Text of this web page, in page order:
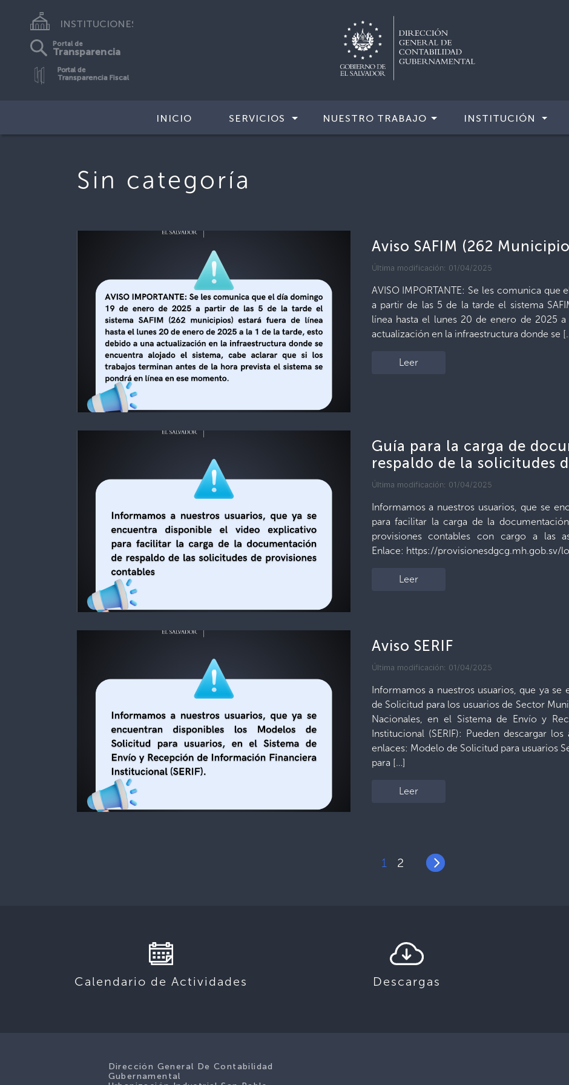
INSTITUCIONES
Portal de
Transparencia
Portal de
Transparencia Fiscal
INICIO SERVICIOS NUESTRO TRABAJO INSTITUCIÓN
Sin categoría
Aviso SAFIM (262
Última modificación: 01/04/2025
AVISO IMPORTANTE: Se les comunica
a partir de las 5 de la tarde el sistema
línea hasta el lunes 20 de enero de 2025
actualización en la infraestructura donde se
Leer
Guía para la carga de
respaldo de la solicitudes
Última modificación: 01/04/2025
Informamos a nuestros usuarios, que se
para facilitar la carga de la
provisiones contables con cargo a las
Enlace: https://provisionesdgcg.mh.gob.sv/
Leer
Aviso SERIF
Última modificación: 01/04/2025
Informamos a nuestros usuarios, que ya
de Solicitud para los usuarios de Sector
Nacionales, en el Sistema de Envío y
Institucional (SERIF): Pueden descargar
enlaces: Modelo de Solicitud para usuarios
para […]
Leer
1 2
Calendario de Actividades Descargas
Dirección General De Contabilidad
Gubernamental